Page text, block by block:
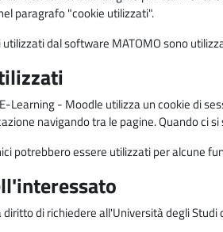
paragrafo "cookie utilizzati".
utilizzati dal software MATOMO sono
Learning - Moodle utilizza un cookie di
navigando tra le pagine. Quando ci
potrebbero essere utilizzati per alcune
di richiedere all'Università degli